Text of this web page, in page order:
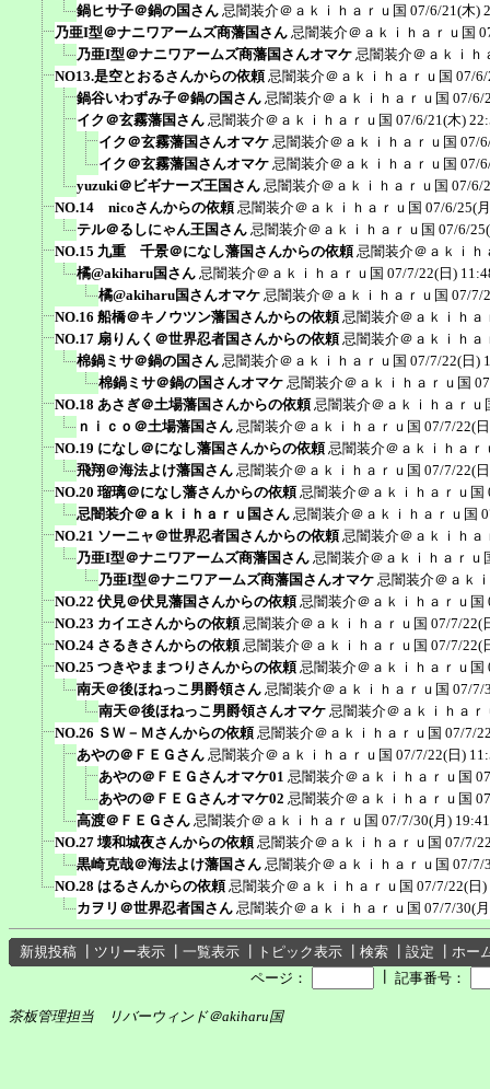
鍋ヒサ子＠鍋の国さん 忌闇装介＠ａｋｉｈａｒｕ国 07/6/21(木)
乃亜I型＠ナニワアームズ商藩国さん 忌闇装介＠ａｋｉｈａｒｕ国
乃亜I型＠ナニワアームズ商藩国さんオマケ 忌闇装介＠ａｋｉｈ
NO13.是空とおるさんからの依頼 忌闇装介＠ａｋｉｈａｒｕ国 07/
鍋谷いわずみ子＠鍋の国さん 忌闇装介＠ａｋｉｈａｒｕ国 07/6/
イク＠玄霧藩国さん 忌闇装介＠ａｋｉｈａｒｕ国 07/6/21(木)
イク＠玄霧藩国さんオマケ 忌闇装介＠ａｋｉｈａｒｕ国 07/
イク＠玄霧藩国さんオマケ 忌闇装介＠ａｋｉｈａｒｕ国 07/
yuzuki＠ビギナーズ王国さん 忌闇装介＠ａｋｉｈａｒｕ国 07/6/
NO.14 nicoさんからの依頼 忌闇装介＠ａｋｉｈａｒｕ国 07/6/25(
テル＠るしにゃん王国さん 忌闇装介＠ａｋｉｈａｒｕ国 07/6/
NO.15 九重 千景＠になし藩国さんからの依頼 忌闇装介＠ａｋｉｈ
橘@akiharu国さん 忌闇装介＠ａｋｉｈａｒｕ国 07/7/22(日)
橘@akiharu国さんオマケ 忌闇装介＠ａｋｉｈａｒｕ国 07/7/
NO.16 船橋＠キノウツン藩国さんからの依頼 忌闇装介＠ａｋｉｈａ
NO.17 扇りんく＠世界忍者国さんからの依頼 忌闇装介＠ａｋｉｈａ
棉鍋ミサ＠鍋の国さん 忌闇装介＠ａｋｉｈａｒｕ国 07/7/22(日)
棉鍋ミサ＠鍋の国さんオマケ 忌闇装介＠ａｋｉｈａｒｕ国
NO.18 あさぎ＠土場藩国さんからの依頼 忌闇装介＠ａｋｉｈａｒｕ
ｎｉｃｏ＠土場藩国さん 忌闇装介＠ａｋｉｈａｒｕ国 07/7/22(
NO.19 になし＠になし藩国さんからの依頼 忌闇装介＠ａｋｉｈａｒ
飛翔＠海法よけ藩国さん 忌闇装介＠ａｋｉｈａｒｕ国 07/7/22(
NO.20 瑠璃＠になし藩さんからの依頼 忌闇装介＠ａｋｉｈａｒｕ国
忌闇装介＠ａｋｉｈａｒｕ国さん 忌闇装介＠ａｋｉｈａｒｕ国
NO.21 ソーニャ＠世界忍者国さんからの依頼 忌闇装介＠ａｋｉｈａ
乃亜I型＠ナニワアームズ商藩国さん 忌闇装介＠ａｋｉｈａｒｕ
乃亜I型＠ナニワアームズ商藩国さんオマケ 忌闇装介＠ａｋ
NO.22 伏見＠伏見藩国さんからの依頼 忌闇装介＠ａｋｉｈａｒｕ国
NO.23 カイエさんからの依頼 忌闇装介＠ａｋｉｈａｒｕ国 07/7/22(
NO.24 さるきさんからの依頼 忌闇装介＠ａｋｉｈａｒｕ国 07/7/22(
NO.25 つきやままつりさんからの依頼 忌闇装介＠ａｋｉｈａｒｕ国
南天＠後ほねっこ男爵領さん 忌闇装介＠ａｋｉｈａｒｕ国 07/7/
南天＠後ほねっこ男爵領さんオマケ 忌闇装介＠ａｋｉｈａｒ
NO.26 ＳＷ－Ｍさんからの依頼 忌闇装介＠ａｋｉｈａｒｕ国 07/7/
あやの＠ＦＥＧさん 忌闇装介＠ａｋｉｈａｒｕ国 07/7/22(日)
あやの＠ＦＥＧさんオマケ01 忌闇装介＠ａｋｉｈａｒｕ国
あやの＠ＦＥＧさんオマケ02 忌闇装介＠ａｋｉｈａｒｕ国
高渡＠ＦＥＧさん 忌闇装介＠ａｋｉｈａｒｕ国 07/7/30(月) 19:41
NO.27 壊和城夜さんからの依頼 忌闇装介＠ａｋｉｈａｒｕ国 07/7/
黒崎克哉＠海法よけ藩国さん 忌闇装介＠ａｋｉｈａｒｕ国 07/7/
NO.28 はるさんからの依頼 忌闇装介＠ａｋｉｈａｒｕ国 07/7/22(日)
カヲリ＠世界忍者国さん 忌闇装介＠ａｋｉｈａｒｕ国 07/7/30(
新規投稿 ツリー表示 一覧表示 トピック表示 検索 設定
ホー
ページ：
記事番号：
茶板管理担当 リバーウィンド＠akiharu国